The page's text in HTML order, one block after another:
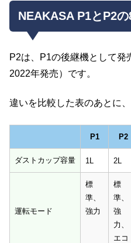
NEAKASA P1とP2
P2は、P1の後継機として発
2022年発売）です。
違いを比較した表のあとに
P1 P2
ダストカップ容量 1L 2L
運転モード
標
準、
強力
標
準、
強
力、
エコ